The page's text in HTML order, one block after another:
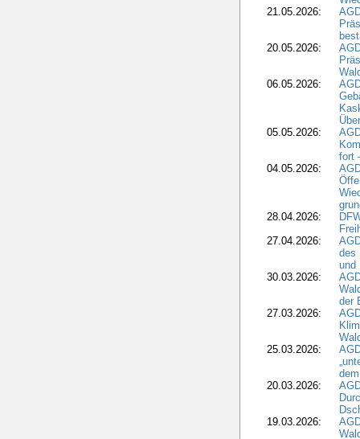
21.05.2026:
20.05.2026:
06.05.2026:
05.05.2026:
fort
04.05.2026:
28.04.2026:
27.04.2026:
des
und
30.03.2026:
der
27.03.2026:
25.03.2026:
20.03.2026:
19.03.2026: